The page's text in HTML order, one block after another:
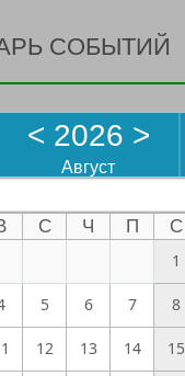
СОБЫТИЙ
< 2026 >
Август
С Ч П С
1
5 6 7 8
12 13 14 15